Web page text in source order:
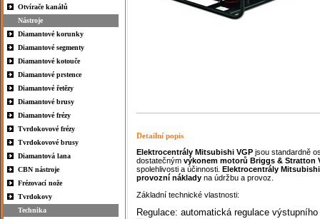
Otvírače kanálů
Nástroje
Diamantové korunky
Diamantové segmenty
Diamantové kotouče
Diamantové prstence
Diamantové řetězy
Diamantové brusy
Diamantové frézy
Tvrdokovové frézy
Tvrdokovové brusy
Diamantová lana
CBN nástroje
Frézovací nože
Tvrdokovy
Technika
Detailní popis
Elektrocentrály Mitsubishi VGP jsou standardně
dostatečným výkonem motorů Briggs & Stratton
spolehlivosti a účinnosti. Elektrocentrály Mitsubishi
provozní náklady na údržbu a provoz.
Základní technické vlastnosti:
Regulace: automatická regulace